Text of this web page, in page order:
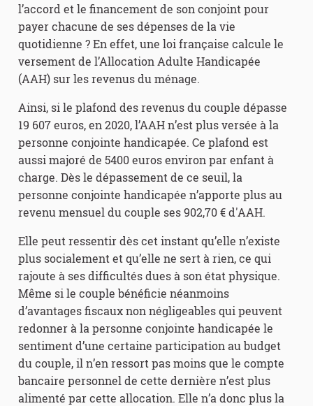
l’accord et le financement de son conjoint pour
payer chacune de ses dépenses de la vie
quotidienne ? En effet, une loi française calcule le
versement de l’Allocation Adulte Handicapée
(AAH) sur les revenus du ménage.
Ainsi, si le plafond des revenus du couple dépasse
19 607 euros, en 2020, l’AAH n’est plus versée à la
personne conjointe handicapée. Ce plafond est
aussi majoré de 5400 euros environ par enfant à
charge. Dès le dépassement de ce seuil, la
personne conjointe handicapée n’apporte plus au
revenu mensuel du couple ses 902,70 € d'AAH.
Elle peut ressentir dès cet instant qu’elle n’existe
plus socialement et qu’elle ne sert à rien, ce qui
rajoute à ses difficultés dues à son état physique.
Même si le couple bénéficie néanmoins
d’avantages fiscaux non négligeables qui peuvent
redonner à la personne conjointe handicapée le
sentiment d’une certaine participation au budget
du couple, il n’en ressort pas moins que le compte
bancaire personnel de cette dernière n’est plus
alimenté par cette allocation. Elle n’a donc plus la